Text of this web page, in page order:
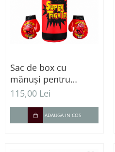
Sac de box cu
mănuși pentru
antrenament și joacă
115,00 Lei
ADAUGA IN COS